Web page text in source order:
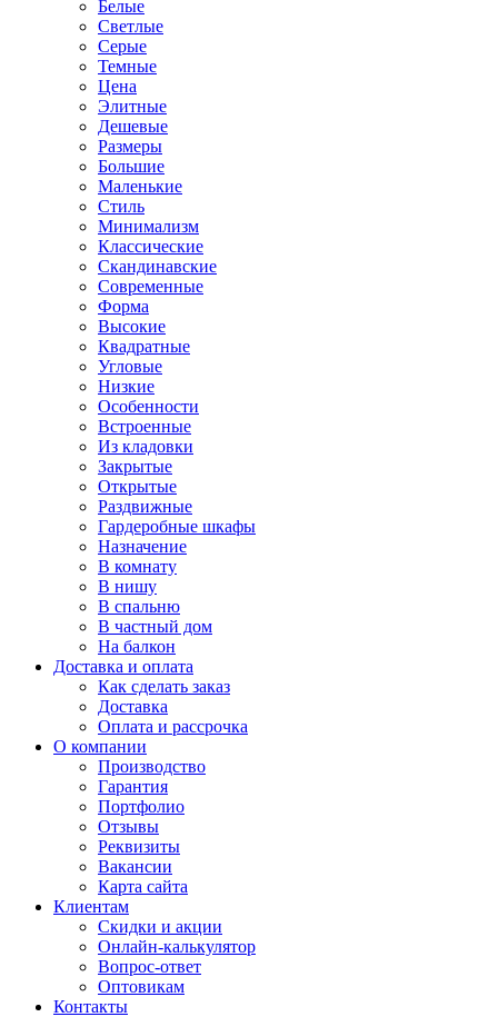
Белые
Светлые
Серые
Темные
Цена
Элитные
Дешевые
Размеры
Большие
Маленькие
Стиль
Минимализм
Классические
Скандинавские
Современные
Форма
Высокие
Квадратные
Угловые
Низкие
Особенности
Встроенные
Из кладовки
Закрытые
Открытые
Раздвижные
Гардеробные шкафы
Назначение
В комнату
В нишу
В спальню
В частный дом
На балкон
Доставка и оплата
Как сделать заказ
Доставка
Оплата и рассрочка
О компании
Производство
Гарантия
Портфолио
Отзывы
Реквизиты
Вакансии
Карта сайта
Клиентам
Скидки и акции
Онлайн-калькулятор
Вопрос-ответ
Оптовикам
Контакты